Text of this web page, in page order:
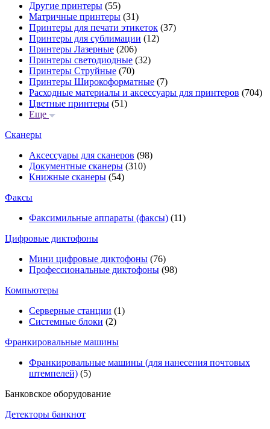
Другие принтеры (55)
Матричные принтеры (31)
Принтеры для печати этикеток (37)
Принтеры для сублимации (12)
Принтеры Лазерные (206)
Принтеры светодиодные (32)
Принтеры Струйные (70)
Принтеры Широкоформатные (7)
Расходные материалы и аксессуары для принтеров (704)
Цветные принтеры (51)
Еще
Сканеры
Аксессуары для сканеров (98)
Документные сканеры (310)
Книжные сканеры (54)
Факсы
Факсимильные аппараты (факсы) (11)
Цифровые диктофоны
Мини цифровые диктофоны (76)
Профессиональные диктофоны (98)
Компьютеры
Серверные станции (1)
Системные блоки (2)
Франкировальные машины
Франкировальные машины (для нанесения почтовых
штемпелей) (5)
Банковское оборудование
Детекторы банкнот